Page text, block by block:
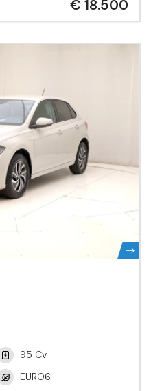
€ 18.500
95 Cv
EURO6.